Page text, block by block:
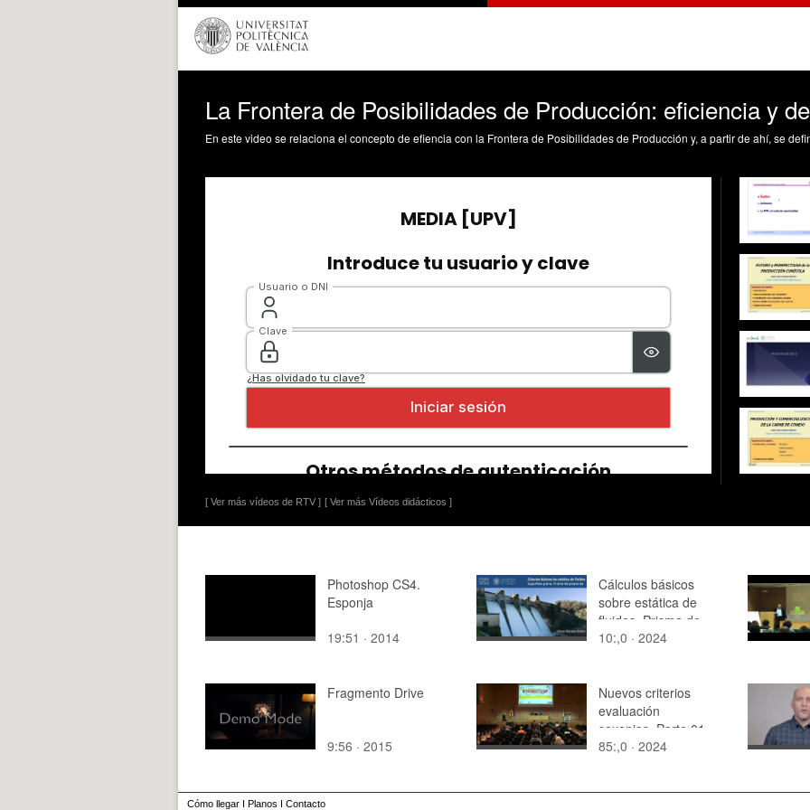
La Frontera de Posibilidades de Producción: eficiencia y
[ Ver más vídeos de RTV ] [ Ver más Vídeos didácticos ]
Photoshop CS4.
Esponja
19:51 · 2014
Cálculos básicos
sobre estática de
fluidos. Prisma de
presiones
10:,0 · 2024
Fragmento Drive
9:56 · 2015
Nuevos criterios
evaluación
sexenios_Parte 01
85:,0 · 2024
Cómo llegar I Planos I Contacto